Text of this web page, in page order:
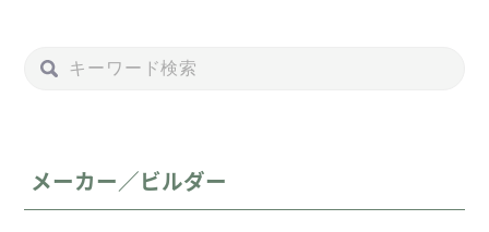
メーカー／ビルダー